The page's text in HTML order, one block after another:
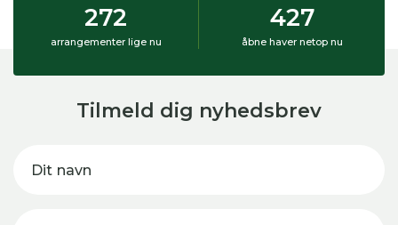
272
arrangementer lige nu
427
åbne haver netop nu
Tilmeld dig nyhedsbrev
Dit navn